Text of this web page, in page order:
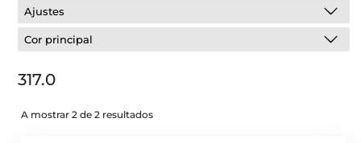
Ajustes
Cor principal
317.0
A mostrar 2 de 2 resultados